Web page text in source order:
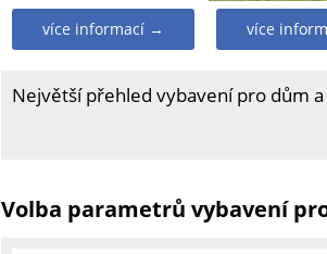
více informací → více
Největší přehled vybavení pro dům
Volba parametrů vybavení